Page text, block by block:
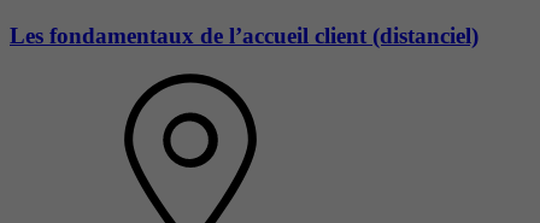
Les fondamentaux de l’accueil client (distanciel)